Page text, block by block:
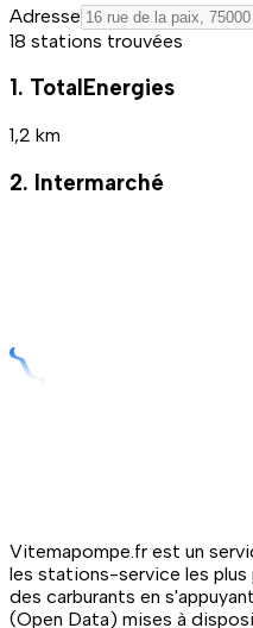
Adresse
18 stations trouvées
1. TotalEnergies
1,2 km
2. Intermarché
Vitemapompe.fr est un
les stations-service les
des carburants en
(Open Data) mises à